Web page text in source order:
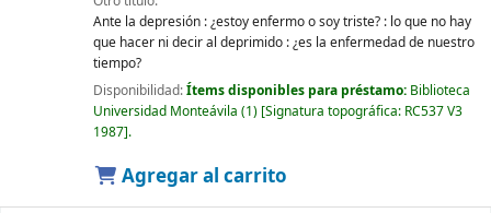
Ante la depresión : ¿estoy enfermo o soy triste? : lo que no hay
que hacer ni decir al deprimido : ¿es la enfermedad de nuestro
tiempo?
Disponibilidad:Ítems disponibles para préstamo: Biblioteca
Universidad Monteávila (1) Signatura topográfica: RC537 V3
1987 .
Agregar al carrito